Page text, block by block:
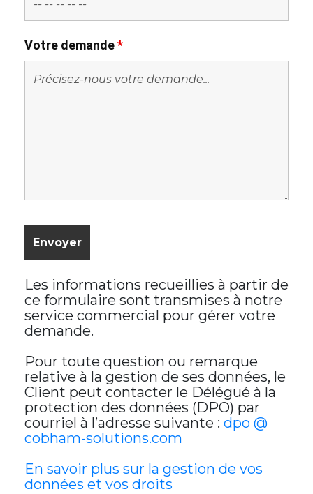
Votre demande*
Les informations recueillies à partir de
ce formulaire sont transmises à notre
service commercial pour gérer votre
demande.
Pour toute question ou remarque
relative à la gestion de ses données, le
Client peut contacter le Délégué à la
protection des données (DPO) par
courriel à l’adresse suivante : dpo @
cobham-solutions.com
En savoir plus sur la gestion de vos
données et vos droits